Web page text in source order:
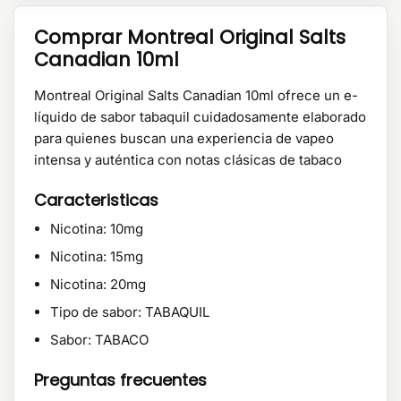
Comprar Montreal Original Salts
Canadian 10ml
Montreal Original Salts Canadian 10ml ofrece un e-
líquido de sabor tabaquil cuidadosamente elaborado
para quienes buscan una experiencia de vapeo
intensa y auténtica con notas clásicas de tabaco
Caracteristicas
Nicotina: 10mg
Nicotina: 15mg
Nicotina: 20mg
Tipo de sabor: TABAQUIL
Sabor: TABACO
Preguntas frecuentes